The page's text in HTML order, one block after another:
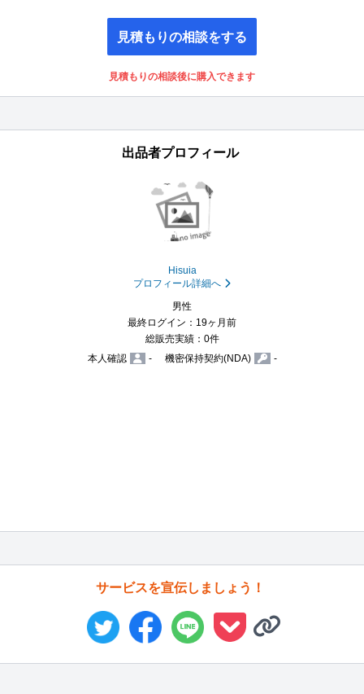
見積もりの相談をする
見積もりの相談後に購入できます
出品者プロフィール
Hisuia
プロフィール詳細へ
男性
最終ログイン：19ヶ月前
総販売実績：0件
本人確認
- 機密保持契約(NDA) -
サービスを宣伝しましょう！